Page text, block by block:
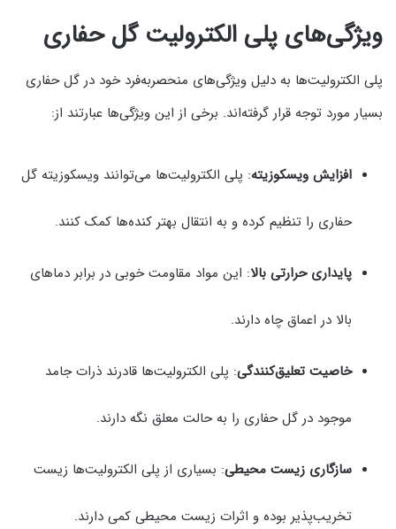
ویژگی‌های پلی الکترولیت گل حفاری
پلی الکترولیت‌ها به دلیل ویژگی‌های منحصربه‌فرد خود در گل حفاری
بسیار مورد توجه قرار گرفته‌اند. برخی از این ویژگی‌ها عبارتند از:
افزایش ویسکوزیته: پلی الکترولیت‌ها می‌توانند ویسکوزیته گل
حفاری را تنظیم کرده و به انتقال بهتر کنده‌ها کمک کنند.
پایداری حرارتی بالا: این مواد مقاومت خوبی در برابر دماهای
بالا در اعماق چاه دارند.
خاصیت تعلیق‌کنندگی: پلی الکترولیت‌ها قادرند ذرات جامد
موجود در گل حفاری را به حالت معلق نگه دارند.
سازگاری زیست محیطی: بسیاری از پلی الکترولیت‌ها زیست
تخریب‌پذیر بوده و اثرات زیست محیطی کمی دارند.